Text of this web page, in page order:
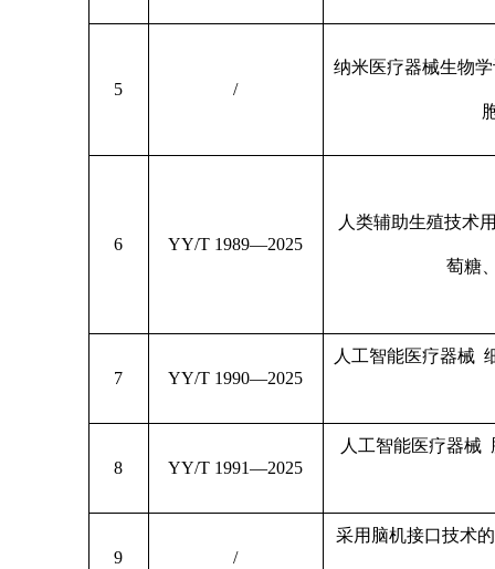
5 /
纳米医疗器械生物
6 YY/T 1989—2025
人类辅助生殖技术
萄糖
7 YY/T 1990—2025
人工智能医疗器械
8 YY/T 1991—2025
人工智能医疗器械
9 /
采用脑机接口技术